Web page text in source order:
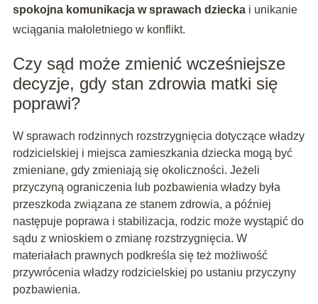
spokojna komunikacja w sprawach dzieckai unikanie
wciągania małoletniego w konflikt.
Czy sąd może zmienić wcześniejsze
decyzje, gdy stan zdrowia matki się
poprawi?
W sprawach rodzinnych rozstrzygnięcia dotyczące władzy
rodzicielskiej i miejsca zamieszkania dziecka mogą być
zmieniane, gdy zmieniają się okoliczności. Jeżeli
przyczyną ograniczenia lub pozbawienia władzy była
przeszkoda związana ze stanem zdrowia, a później
następuje poprawa i stabilizacja, rodzic może wystąpić do
sądu z wnioskiem o zmianę rozstrzygnięcia. W
materiałach prawnych podkreśla się też możliwość
przywrócenia władzy rodzicielskiej po ustaniu przyczyny
pozbawienia.